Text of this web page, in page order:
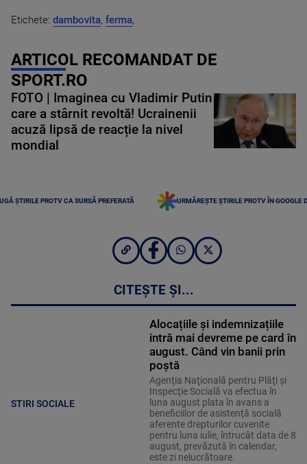
Etichete: dambovita, ferma,
ARTICOL RECOMANDAT DE
SPORT.RO
FOTO | Imaginea cu Vladimir Putin
care a stârnit revoltă! Ucrainenii
acuză lipsă de reacție la nivel
mondial
ȘTIRILE PROTV CA SURSĂ PREFERATĂ URMĂREȘTE ȘTIRILE PROTV ÎN GOOGLE
CITEȘTE ȘI...
STIRI SOCIALE
Alocațiile și indemnizațiile
intră mai devreme pe card în
august. Când vin banii prin
poștă
Agenţia Naţională pentru Plăţi şi
Inspecţie Socială va efectua în
luna august plata în avans a
beneficiilor de asistenţă socială
aferente drepturilor cuvenite
pentru luna iulie, întrucât data de 8
august, prevăzută în calendar,
este zi nelucrătoare.